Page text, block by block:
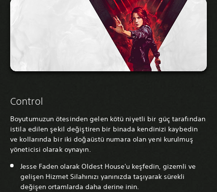
Control
Boyutumuzun ötesinden gelen kötü niyetli bir güç tarafından
istila edilen şekil değiştiren bir binada kendinizi kaybedin
ve kollarında bir iki doğaüstü numara olan yeni kurulmuş
yöneticisi olarak oynayın.
Jesse Faden olarak Oldest House'u keşfedin, gizemli ve
gelişen Hizmet Silahınızı yanınızda taşıyarak sürekli
değişen ortamlarda daha derine inin.